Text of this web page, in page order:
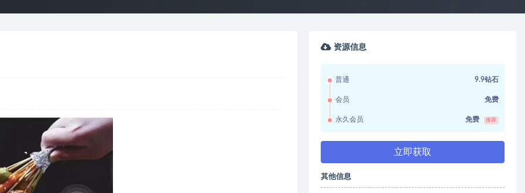
资源信息
普通 9.9钻石
会员 免费
永久会员 免费 推荐
立即获取
其他信息